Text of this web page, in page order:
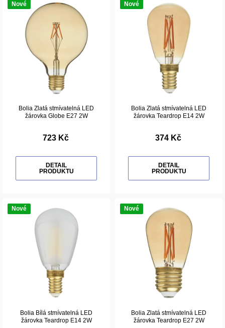
Nové
Bolia Zlatá stmívatelná LED
žárovka Globe E27 2W
723 Kč
DETAIL
PRODUKTU
Nové
Bolia Zlatá stmívatelná LED
žárovka Teardrop E14 2W
374 Kč
DETAIL
PRODUKTU
Nové
Bolia Bílá stmívatelná LED
žárovka Teardrop E14 2W
Nové
Bolia Zlatá stmívatelná LED
žárovka Teardrop E27 2W